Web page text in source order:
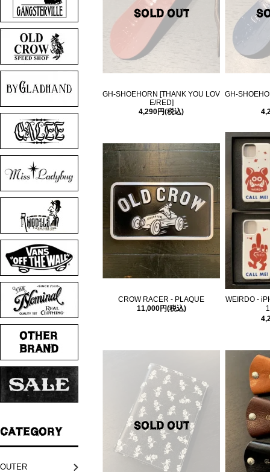
OUTER
GH-SHOEHORN [THANK YOU LOV
E/RED]
4,290円(税込)
GH-
CROW RACER - PLAQUE
11,000円(税込)
WEIRDO -